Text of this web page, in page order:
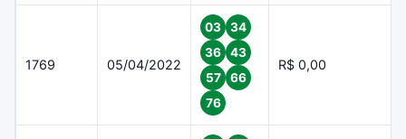
1769 05/04/2022
03
34
36
43
57
66
76
R$ 0,00